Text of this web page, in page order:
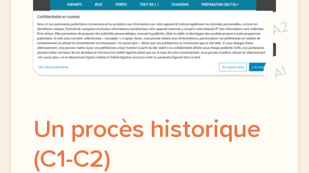
A2
A1
Un procès historique
(C1-C2)